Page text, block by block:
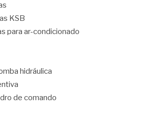
KSB
para ar-condicionado
hidráulica
de comando